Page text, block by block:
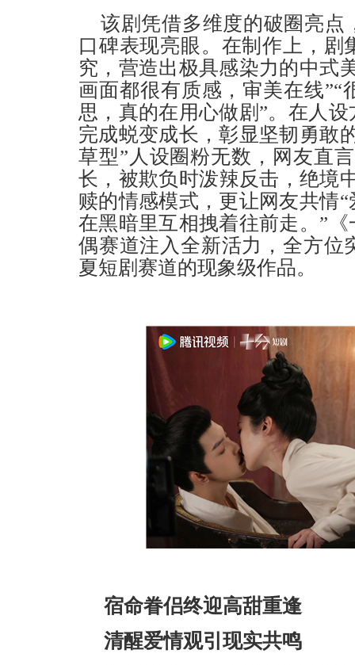
该剧凭借多维度的破圈亮点
口碑表现亮眼。在制作上，剧
究，营造出极具感染力的中式
画面都很有质感，审美在线
思，真的在用心做剧”。在人
完成蜕变成长，彰显坚韧勇敢
草型”人设圈粉无数，网友直
长，被欺负时泼辣反击，绝境
赎的情感模式，更让网友共情
在黑暗里互相拽着往前走。”
偶赛道注入全新活力，全方位
夏短剧赛道的现象级作品。
宿命眷侣终迎高甜重逢
清醒爱情观引现实共鸣